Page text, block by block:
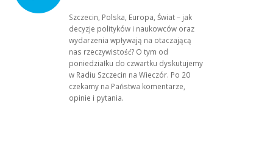
Szczecin, Polska, Europa, Świat – jak
decyzje polityków i naukowców oraz
wydarzenia wpływają na otaczającą
nas rzeczywistość? O tym od
poniedziałku do czwartku dyskutujemy
w Radiu Szczecin na Wieczór. Po 20
czekamy na Państwa komentarze,
opinie i pytania.